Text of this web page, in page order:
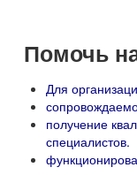
Помочь
Для
получение
специалистов.